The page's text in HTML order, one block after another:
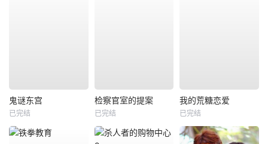
鬼谜东宫
已完结
检察官室的提案
已完结
我的荒糖恋爱
已完结